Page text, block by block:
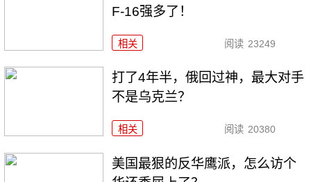
F-16强多了！
相关 阅读 23249
打了4年半，俄回过神，最大对手
不是乌克兰？
相关 阅读 20380
美国最狠的反华鹰派，怎么访个